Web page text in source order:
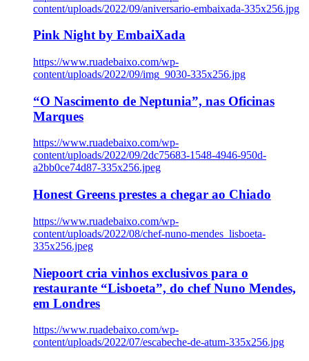
content/uploads/2022/09/aniversario-embaixada-335x256.jpg
Pink Night by EmbaiXada
https://www.ruadebaixo.com/wp-
content/uploads/2022/09/img_9030-335x256.jpg
“O Nascimento de Neptunia”, nas Oficinas
Marques
https://www.ruadebaixo.com/wp-
content/uploads/2022/09/2dc75683-1548-4946-950d-
a2bb0ce74d87-335x256.jpeg
Honest Greens prestes a chegar ao Chiado
https://www.ruadebaixo.com/wp-
content/uploads/2022/08/chef-nuno-mendes_lisboeta-
335x256.jpeg
Niepoort cria vinhos exclusivos para o
restaurante “Lisboeta”, do chef Nuno Mendes,
em Londres
https://www.ruadebaixo.com/wp-
content/uploads/2022/07/escabeche-de-atum-335x256.jpg